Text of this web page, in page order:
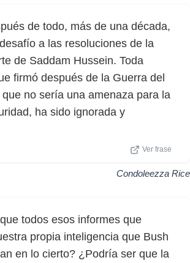
de todo, más de una década,
a las resoluciones de la
de Saddam Hussein. Toda
firmó después de la Guerra del
no sería una amenaza para la
ha sido ignorada y
Ver frase
Condoleezza Rice
todos esos informes que
propia inteligencia que Bush
en lo cierto? ¿Podría ser que la